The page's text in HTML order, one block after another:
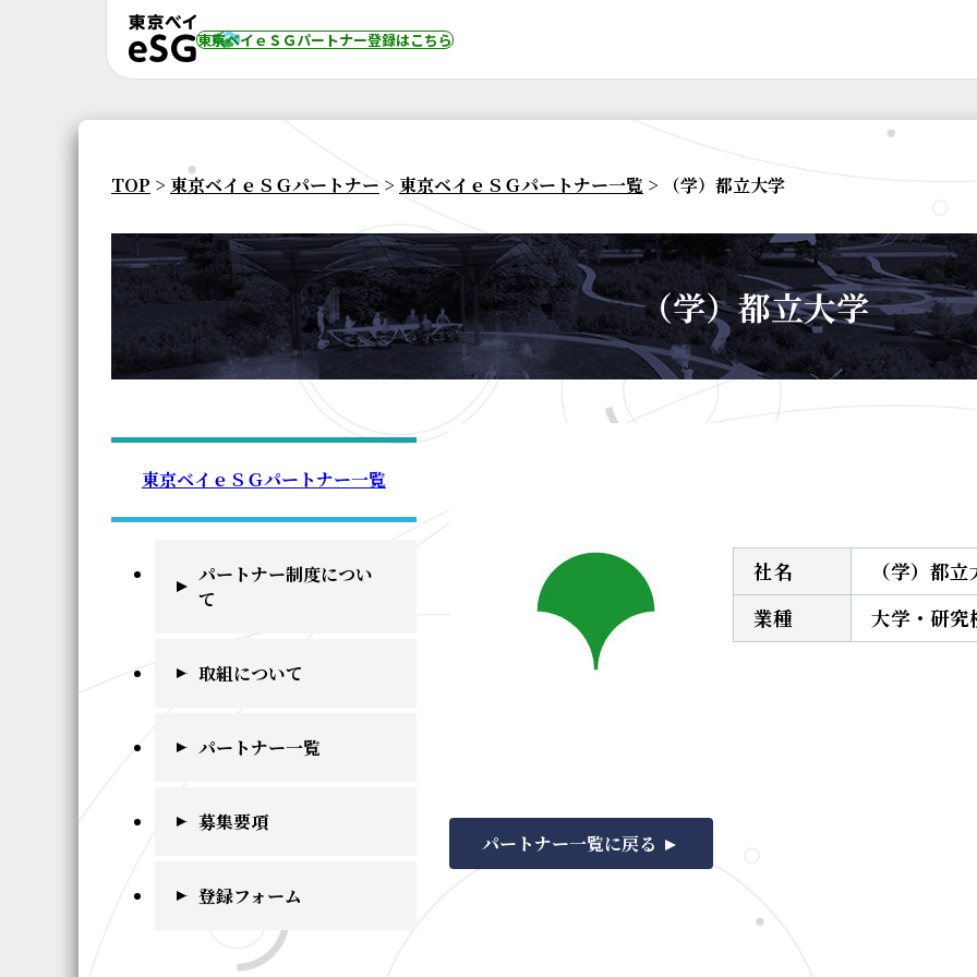
東京ベイｅＳＧパートナー登録はこちら
TOP > 東京ベイｅＳＧパートナー > 東京ベイｅＳＧパートナー一覧 > （学）都立大学
（学）都立大学
東京ベイｅＳＧパートナー一覧
パートナー制度につい
て
取組について
パートナー一覧
募集要項
登録フォーム
社名
（学）都
業種
大学・研究
パートナー一覧に戻る